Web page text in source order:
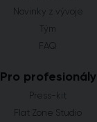
Novinky z vývoje
Tým
FAQ
Pro profesionály
Press-kit
Flat Zone Studio